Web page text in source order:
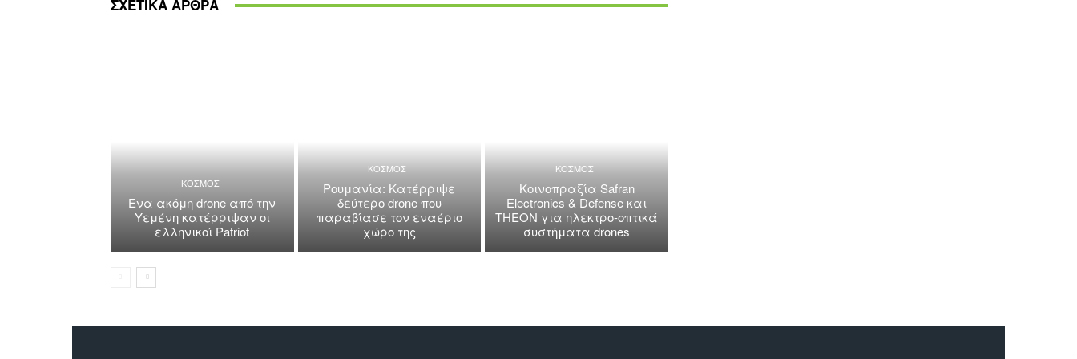
ΣΧΕΤΙΚΑ ΑΡΘΡΑ
ΚΟΣΜΟΣ
Ένα ακόμη drone από την
Υεμένη κατέρριψαν οι
ελληνικοί Patriot
ΚΟΣΜΟΣ
Ρουμανία: Κατέρριψε
δεύτερο drone που
παραβίασε τον εναέριο
χώρο της
ΚΟΣΜΟΣ
Κοινοπραξία Safran
Electronics & Defense και
THEON για ηλεκτρο-οπτικά
συστήματα drones